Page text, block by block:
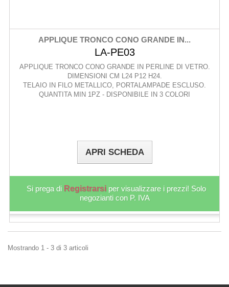
APPLIQUE TRONCO CONO GRANDE IN...
LA-PE03
APPLIQUE TRONCO CONO GRANDE IN PERLINE DI VETRO.
DIMENSIONI CM L24 P12 H24.
TELAIO IN FILO METALLICO, PORTALAMPADE ESCLUSO.
QUANTITA MIN 1PZ - DISPONIBILE IN 3 COLORI
APRI SCHEDA
Si prega di Registrarsi per visualizzare i prezzi! Solo
negozianti con P. IVA
Mostrando 1 - 3 di 3 articoli